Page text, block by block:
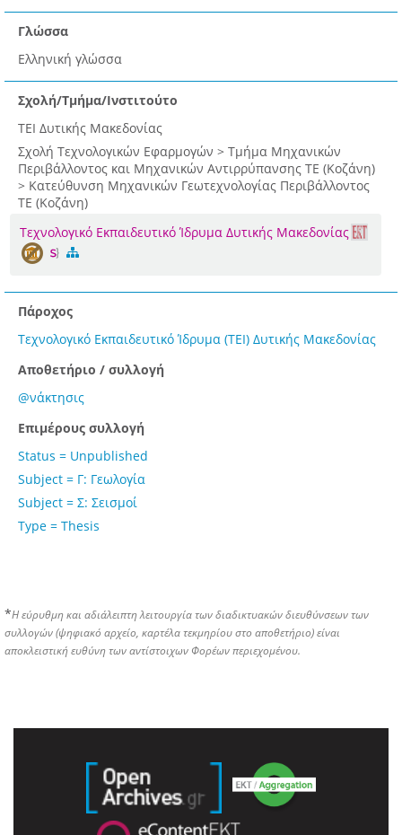
Γλώσσα
Ελληνική γλώσσα
Σχολή/Τμήμα/Ινστιτούτο
ΤΕΙ Δυτικής Μακεδονίας
Σχολή Τεχνολογικών Εφαρμογών > Τμήμα Μηχανικών
Περιβάλλοντος και Μηχανικών Αντιρρύπανσης ΤΕ (Κοζάνη)
> Κατεύθυνση Μηχανικών Γεωτεχνολογίας Περιβάλλοντος
ΤΕ (Κοζάνη)
Τεχνολογικό Εκπαιδευτικό Ίδρυμα Δυτικής Μακεδονίας
Πάροχος
Τεχνολογικό Εκπαιδευτικό Ίδρυμα (ΤΕΙ) Δυτικής Μακεδονίας
Αποθετήριο / συλλογή
@νάκτησις
Επιμέρους συλλογή
Status = Unpublished
Subject = Γ: Γεωλογία
Subject = Σ: Σεισμοί
Type = Thesis
*Η εύρυθμη και αδιάλειπτη λειτουργία των διαδικτυακών διευθύνσεων των
συλλογών (ψηφιακό αρχείο, καρτέλα τεκμηρίου στο αποθετήριο) είναι
αποκλειστική ευθύνη των αντίστοιχων Φορέων περιεχομένου.